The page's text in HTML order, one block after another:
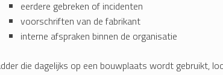
eerdere gebreken of incidenten
voorschriften van de fabrikant
interne afspraken binnen de organisatie
die dagelijks op een bouwplaats wordt gebruikt,